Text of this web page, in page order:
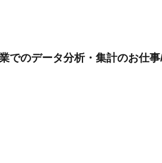
でのデータ分析・集計のお仕